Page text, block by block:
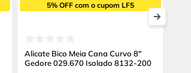
5% OFF com o cupom LF5
Alicate Bico Meia Cana Curvo 8"
Gedore 029.670 Isolado 8132-200